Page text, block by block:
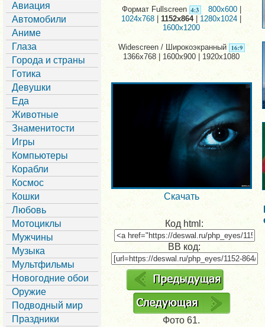
Авиация
Автомобили
Аниме
Глаза
Города и страны
Готика
Девушки
Еда
Животные
Знаменитости
Игры
Компьютеры
Корабли
Космос
Кошки
Любовь
Мотоциклы
Мужчины
Музыка
Мультфильмы
Новогодние обои
Оружие
Подводный мир
Праздники
Формат Fullscreen 800x600
1024x768 |1152x864|1280x1024
1600x1200
Widescreen / Широкоэкранный
1366x768 | 1600x900 | 1920x1080
Скачать
Код html:
BB код:
Фото 61.